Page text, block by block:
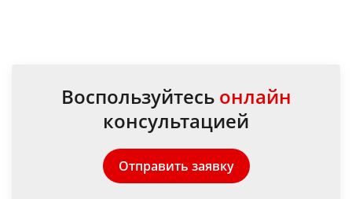
Воспользуйтесь онлайн
консультацией
Отправить заявку